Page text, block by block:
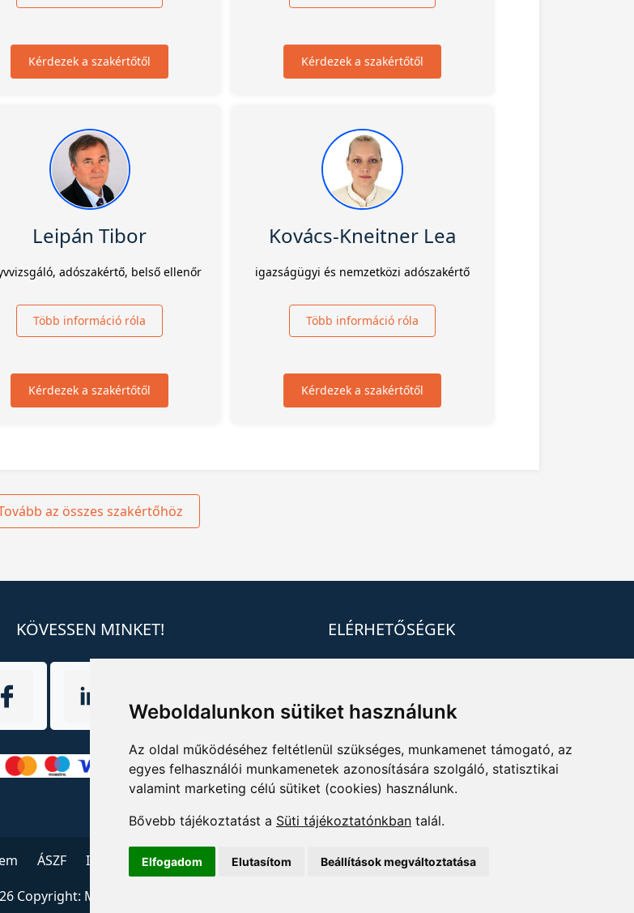
Weboldalunkon sütiket használunk
Az oldal működéséhez feltétlenül szükséges, munkamenet támogató, az
egyes felhasználói munkamenetek azonosítására szolgáló, statisztikai
valamint marketing célú sütiket (cookies) használunk.
Bővebb tájékoztatást a Süti tájékoztatónkban talál.
Elfogadom Elutasítom Beállítások megváltoztatása
Kérdezek a szakértőtől Kérdezek a szakértőtől
Leipán Tibor
adószakértő, belső ellenőr
Több információ róla
Kérdezek a szakértőtől
Kovács-Kneitner Lea
igazságügyi és nemzetközi adószakértő
Több információ róla
Kérdezek a szakértőtől
az összes szakértőhöz
KÖVESSEN MINKET! ELÉRHETŐSÉGEK
info@mprx.hu
ÁSZF Impresszum
Kapcsolat
Copyright: Menedzserpraxis.hu